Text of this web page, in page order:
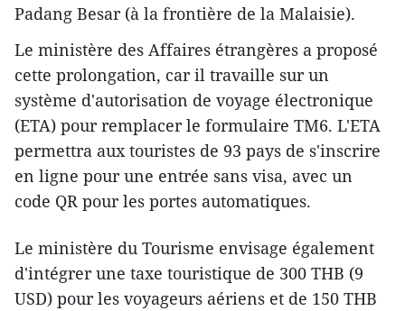
Padang Besar (à la frontière de la Malaisie).
Le ministère des Affaires étrangères a proposé
cette prolongation, car il travaille sur un
système d'autorisation de voyage électronique
(ETA) pour remplacer le formulaire TM6. L'ETA
permettra aux touristes de 93 pays de s'inscrire
en ligne pour une entrée sans visa, avec un
code QR pour les portes automatiques.
Le ministère du Tourisme envisage également
d'intégrer une taxe touristique de 300 THB (9
USD) pour les voyageurs aériens et de 150 THB